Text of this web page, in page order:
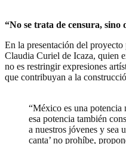
“No se trata de censura, sino
En la presentación del
Claudia Curiel de Icaza, quien
no es restringir expresiones
que contribuyan a la
“México es una potencia
esa potencia también
a nuestros jóvenes y sea
canta’ no prohíbe,